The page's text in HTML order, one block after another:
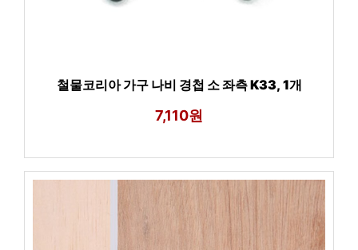
철물코리아 가구 나비 경첩 소 좌측 K33, 1개
7,110원